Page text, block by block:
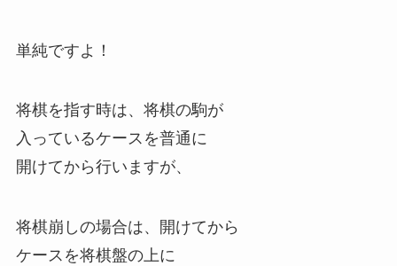
単純ですよ！
将棋を指す時は、将棋の駒が
入っているケースを普通に
開けてから行いますが、
将棋崩しの場合は、開けてから
ケースを将棋盤の上に